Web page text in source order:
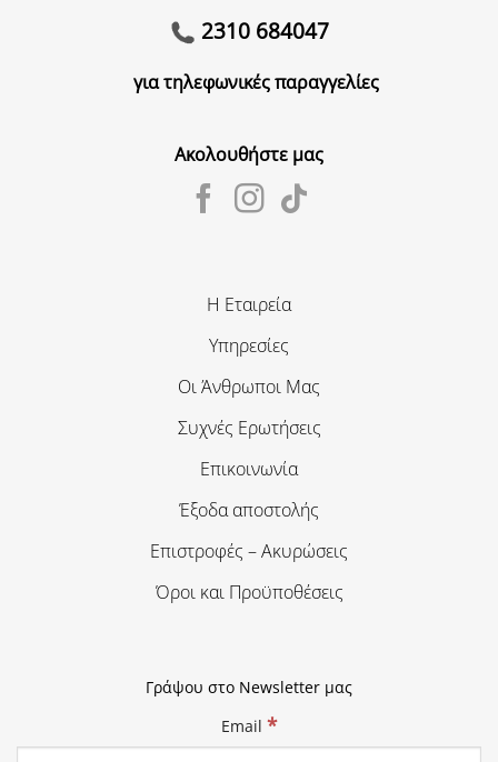
2310 684047
για τηλεφωνικές παραγγελίες
Ακολουθήστε μας
Η Εταιρεία
Υπηρεσίες
Οι Άνθρωποι Μας
Συχνές Ερωτήσεις
Επικοινωνία
Έξοδα αποστολής
Επιστροφές – Ακυρώσεις
Όροι και Προϋποθέσεις
Γράψου στο Newsletter μας
Email *